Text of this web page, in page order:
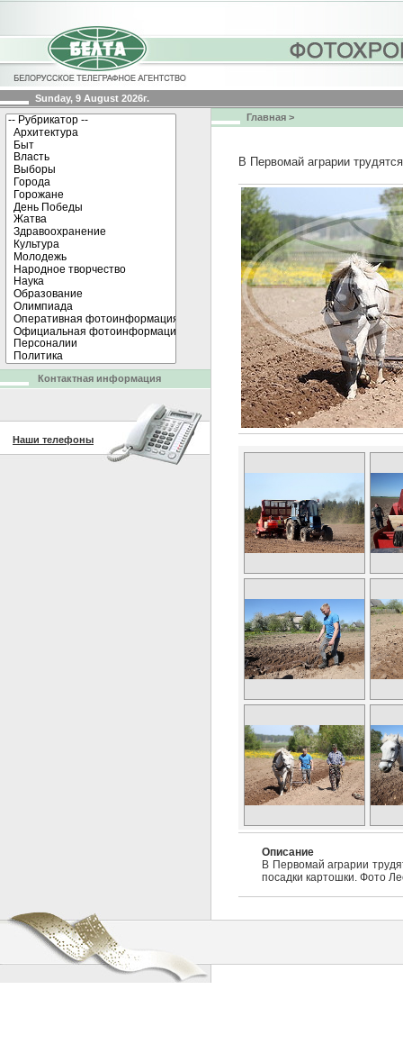
Sunday, 9 August 2026г.
Главная >
В Первомай аграрии
Описание
В Первомай аграрии
посадки картошки. Фото
Контактная информация
Наши телефоны